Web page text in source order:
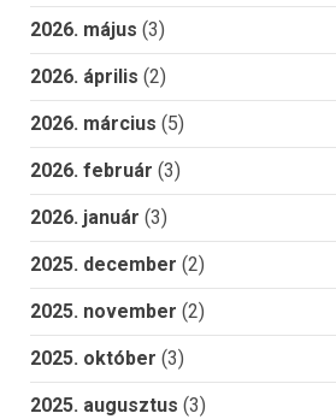
2026. május (3)
2026. április (2)
2026. március (5)
2026. február (3)
2026. január (3)
2025. december (2)
2025. november (2)
2025. október (3)
2025. augusztus (3)